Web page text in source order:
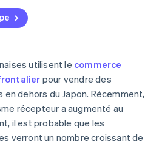
(TVA)
utilisent le commerce
pour vendre des
dehors du Japon. Récemment,
récepteur a augmenté au
il est probable que les
verront un nombre croissant de